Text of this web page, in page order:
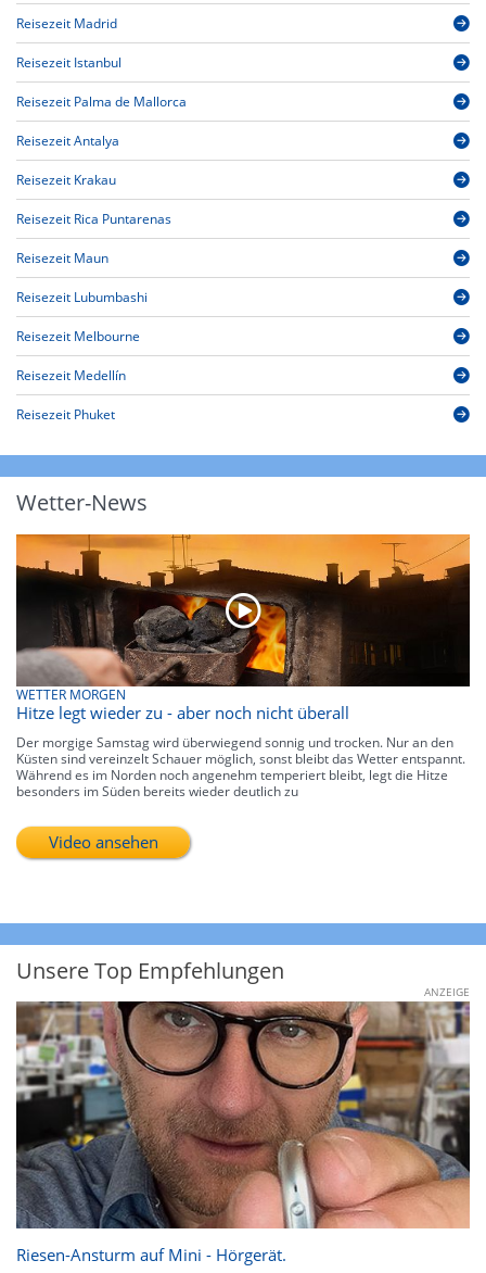
Reisezeit Madrid
Reisezeit Istanbul
Reisezeit Palma de Mallorca
Reisezeit Antalya
Reisezeit Krakau
Reisezeit Rica Puntarenas
Reisezeit Maun
Reisezeit Lubumbashi
Reisezeit Melbourne
Reisezeit Medellín
Reisezeit Phuket
Wetter-News
WETTER MORGEN
Hitze legt wieder zu - aber noch nicht überall
Der morgige Samstag wird überwiegend sonnig und trocken. Nur an den
Küsten sind vereinzelt Schauer möglich, sonst bleibt das Wetter entspannt.
Während es im Norden noch angenehm temperiert bleibt, legt die Hitze
besonders im Süden bereits wieder deutlich zu
Video ansehen
Unsere Top Empfehlungen
ANZEIGE
Riesen-Ansturm auf Mini - Hörgerät.